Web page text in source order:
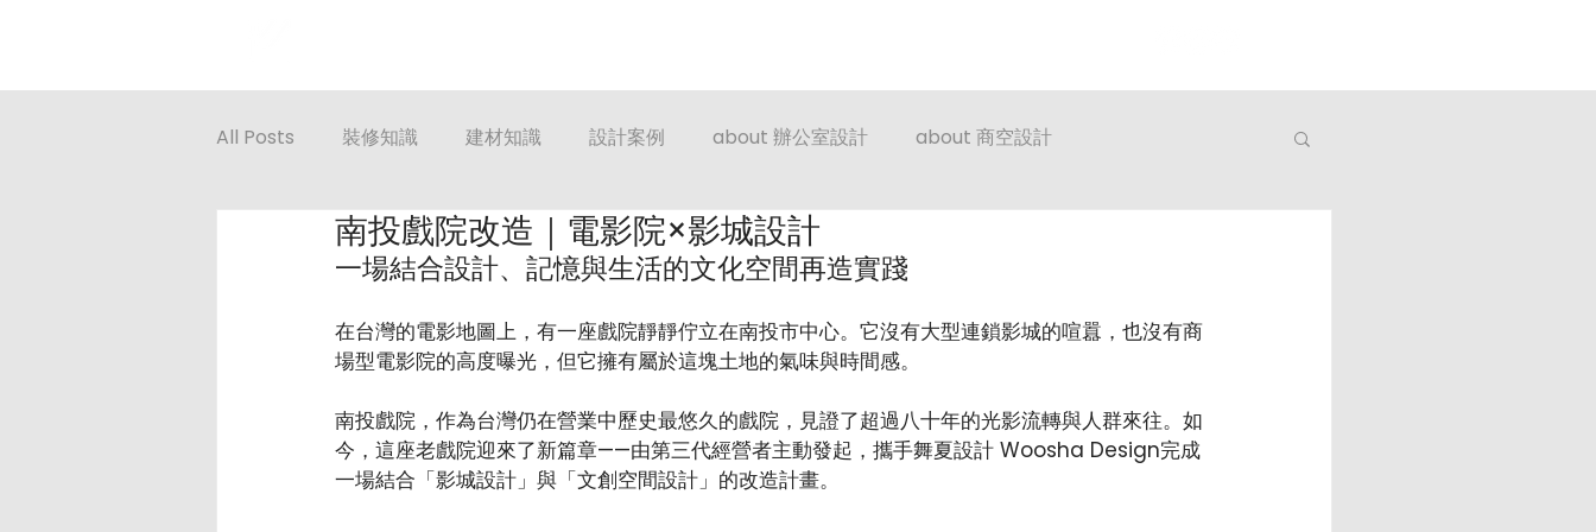
All Posts 裝修知識 建材知識 設計案例 about 辦公室設計 about 商空設計
南投戲院改造｜電影院×影城設計
一場結合設計、記憶與生活的文化空間再造實踐
在台灣的電影地圖上，有一座戲院靜靜佇立在南投市中心。它沒有大型連鎖影城的喧囂，也沒有商
場型電影院的高度曝光，但它擁有屬於這塊土地的氣味與時間感。
南投戲院，作為台灣仍在營業中歷史最悠久的戲院，見證了超過八十年的光影流轉與人群來往。如
今，這座老戲院迎來了新篇章——由第三代經營者主動發起，攜手舞夏設計 Woosha Design完成
一場結合「影城設計」與「文創空間設計」的改造計畫。